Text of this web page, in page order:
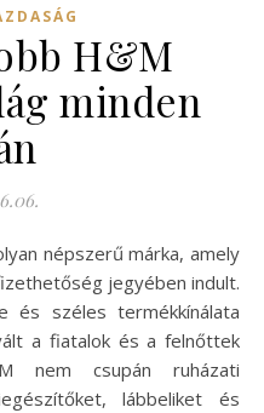
H&M
minden
jegyében indult.
és széles termékkínálata
a fiatalok és a felnőttek
nem csupán ruházati
lábbeliket és